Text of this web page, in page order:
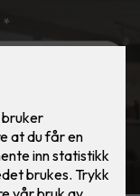
*